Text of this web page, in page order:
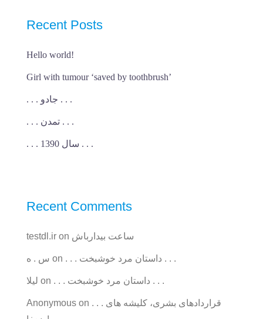
Recent Posts
Hello world!
Girl with tumour ‘saved by toothbrush’
. . . جادو . . .
. . . تمدن . . .
. . . سال 1390 . . .
Recent Comments
testdl.ir on ساعت بیدارباش
س . ه on . . . داستان مرد خوشبخت . . .
ليلا on . . . داستان مرد خوشبخت . . .
Anonymous on . . . قراردادهای بشری، کلیشه های